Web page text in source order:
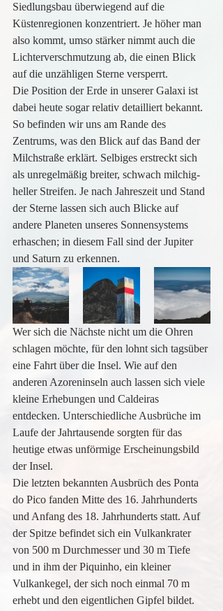
Siedlungsbau überwiegend auf die
Küstenregionen konzentriert. Je höher man
also kommt, umso stärker nimmt auch die
Lichterverschmutzung ab, die einen Blick
auf die unzähligen Sterne versperrt.
Die Position der Erde in unserer Galaxi ist
dabei heute sogar relativ detailliert bekannt.
So befinden wir uns am Rande des
Zentrums, was den Blick auf das Band der
Milchstraße erklärt. Selbiges erstreckt sich
als unregelmäßig breiter, schwach milchig-
heller Streifen. Je nach Jahreszeit und Stand
der Sterne lassen sich auch Blicke auf
andere Planeten unseres Sonnensystems
erhaschen; in diesem Fall sind der Jupiter
und Saturn zu erkennen.
Wer sich die Nächste nicht um die Ohren
schlagen möchte, für den lohnt sich tagsüber
eine Fahrt über die Insel. Wie auf den
anderen Azoreninseln auch lassen sich viele
kleine Erhebungen und Caldeiras
entdecken. Unterschiedliche Ausbrüche im
Laufe der Jahrtausende sorgten für das
heutige etwas unförmige Erscheinungsbild
der Insel.
Die letzten bekannten Ausbrüch des Ponta
do Pico fanden Mitte des 16. Jahrhunderts
und Anfang des 18. Jahrhunderts statt. Auf
der Spitze befindet sich ein Vulkankrater
von 500 m Durchmesser und 30 m Tiefe
und in ihm der Piquinho, ein kleiner
Vulkankegel, der sich noch einmal 70 m
erhebt und den eigentlichen Gipfel bildet.